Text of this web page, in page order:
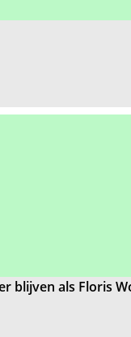
blijven als Floris